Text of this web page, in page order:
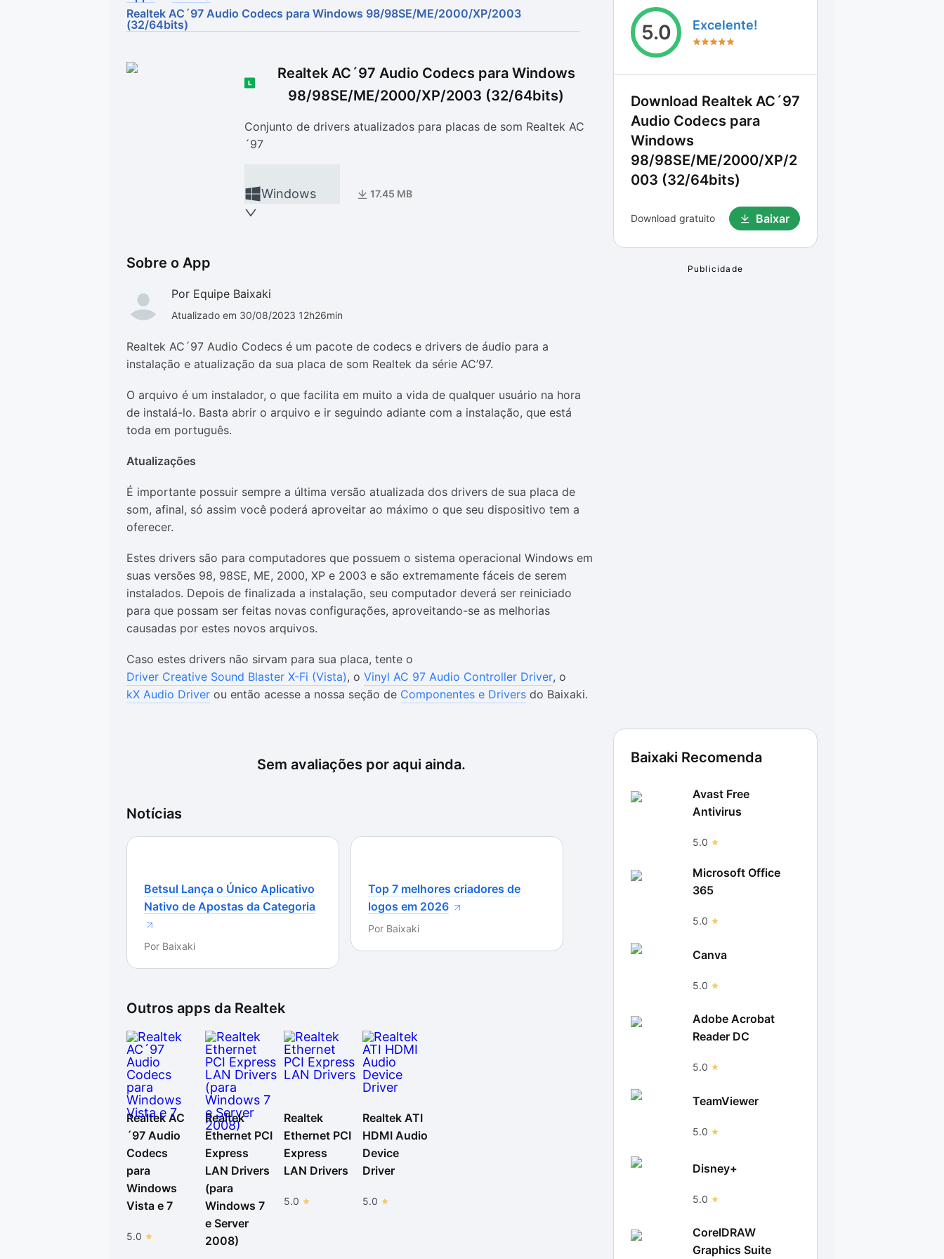
Drivers
Outros
Realtek AC´97 Audio Codecs para Windows 98/98SE/ME/2000/XP/2003
(32/64bits)
Realtek AC´97 Audio Codecs para Windows
98/98SE/ME/2000/XP/2003 (32/64bits)
Conjunto de drivers atualizados para placas de som Realtek AC
´97
Windows 17.45 MB
Sobre o App
Por Equipe Baixaki
Atualizado em 30/08/2023 12h26min
Realtek AC´97 Audio Codecs é um pacote de codecs e drivers de áudio para a
instalação e atualização da sua placa de som Realtek da série AC’97.
O arquivo é um instalador, o que facilita em muito a vida de qualquer usuário na hora
de instalá-lo. Basta abrir o arquivo e ir seguindo adiante com a instalação, que está
toda em português.
Atualizações
É importante possuir sempre a última versão atualizada dos drivers de sua placa de
som, afinal, só assim você poderá aproveitar ao máximo o que seu dispositivo tem a
oferecer.
Estes drivers são para computadores que possuem o sistema operacional Windows em
suas versões 98, 98SE, ME, 2000, XP e 2003 e são extremamente fáceis de serem
instalados. Depois de finalizada a instalação, seu computador deverá ser reiniciado
para que possam ser feitas novas configurações, aproveitando-se as melhorias
causadas por estes novos arquivos.
Caso estes drivers não sirvam para sua placa, tente o
Driver Creative Sound Blaster X-Fi (Vista), o Vinyl AC 97 Audio Controller Driver, o
kX Audio Driver ou então acesse a nossa seção de Componentes e Drivers do Baixaki.
Sem avaliações por aqui ainda.
Notícias
Betsul Lança o Único Aplicativo
Nativo de Apostas da Categoria
Por Baixaki
Top 7 melhores criadores de
logos em 2026
Por Baixaki
Outros apps da Realtek
Realtek AC
´97 Audio
Codecs
para
Windows
Vista e 7
5.0
Realtek
Ethernet PCI
Express
LAN Drivers
(para
Windows 7
e Server
2008)
Realtek
Ethernet PCI
Express
LAN Drivers
5.0
Realtek ATI
HDMI Audio
Device
Driver
5.0
5.0 Excelente!
Download Realtek AC´97
Audio Codecs para
Windows
98/98SE/ME/2000/XP/2
003 (32/64bits)
Download gratuito Baixar
Baixaki Recomenda
Avast Free
Antivirus
5.0
Microsoft Office
365
5.0
Canva
5.0
Adobe Acrobat
Reader DC
5.0
TeamViewer
5.0
Disney+
5.0
CorelDRAW
Graphics Suite